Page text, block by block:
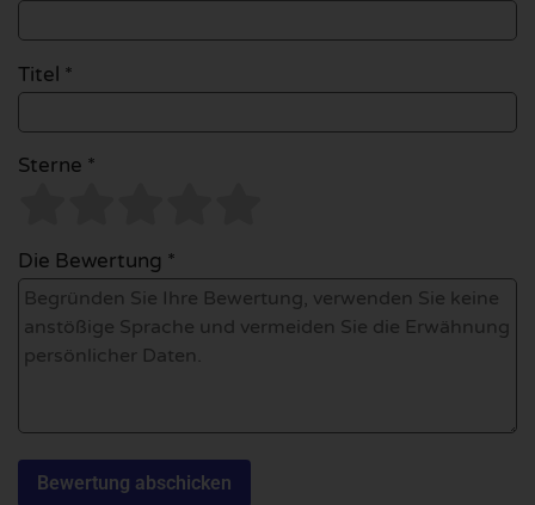
Titel *
Sterne *
Die Bewertung *